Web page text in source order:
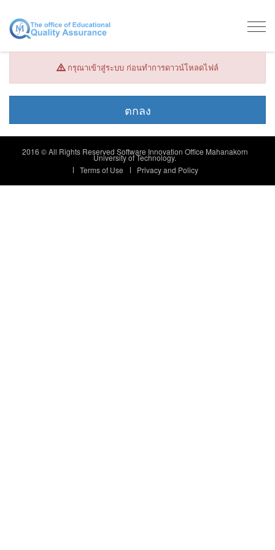
กรุณาเข้าสู่ระบบ ก่อนทำการดาวน์โหลดไฟล์
2016 © All Rights Reserved Software Innovation Office Mahanakorn
University of Technology.
Terms of Use
Privacy and Policy